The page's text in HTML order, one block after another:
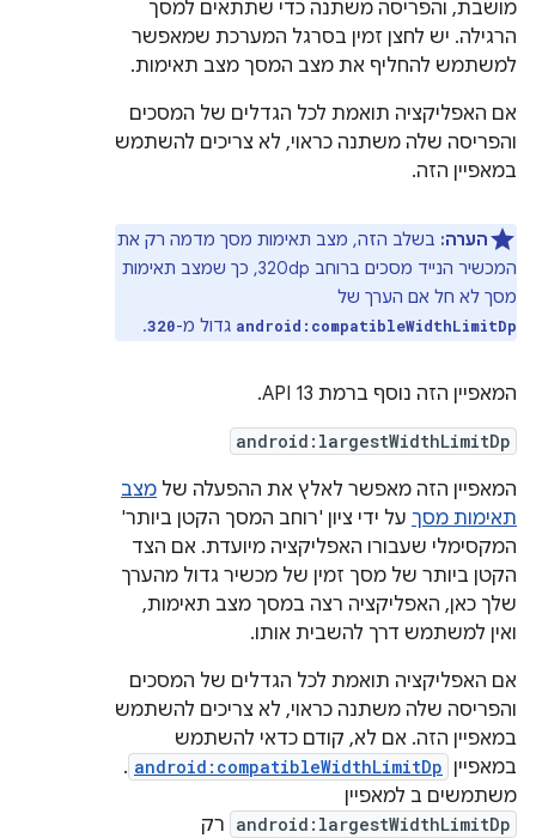
מושבת, והפריסה משתנה כדי שתתאים למסך
הרגילה. יש לחצן זמין בסרגל המערכת שמאפשר
למשתמש להחליף את מצב המסך מצב תאימות.
אם האפליקציה תואמת לכל הגדלים של המסכים
והפריסה שלה משתנה כראוי, לא צריכים להשתמש
במאפיין הזה.
הערה: בשלב הזה, מצב תאימות מסך מדמה רק את
המכשיר הנייד מסכים ברוחב 320dp, כך שמצב תאימות
מסך לא חל אם הערך של
android:compatibleWidthLimitDp גדול מ-320
.
המאפיין הזה נוסף ברמת API 13.
android:largestWidthLimitDp
המאפיין הזה מאפשר לאלץ את ההפעלה של מצב
תאימות מסך על ידי ציון 'רוחב המסך הקטן ביותר'
המקסימלי שעבורו האפליקציה מיועדת. אם הצד
הקטן ביותר של מסך זמין של מכשיר גדול מהערך
שלך כאן, האפליקציה רצה במסך מצב תאימות,
ואין למשתמש דרך להשבית אותו.
אם האפליקציה תואמת לכל הגדלים של המסכים
והפריסה שלה משתנה כראוי, לא צריכים להשתמש
במאפיין הזה. אם לא, קודם כדאי להשתמש
במאפיין android:compatibleWidthLimitDp
.
משתמשים ב למאפיין
android:largestWidthLimitDp רק